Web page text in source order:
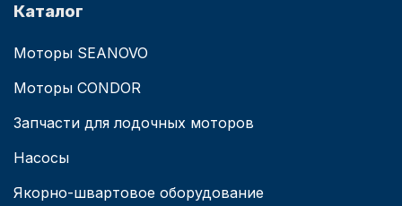
Каталог
Моторы SEANOVO
Моторы CONDOR
Запчасти для лодочных моторов
Насосы
Якорно-швартовое оборудование